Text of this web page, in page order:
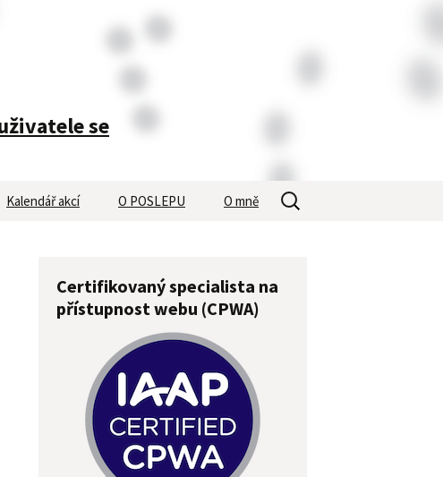
se
Kalendář akcí O POSLEPU O mně
Vyhledávání
Certifikovaný specialista na
přístupnost webu (CPWA)